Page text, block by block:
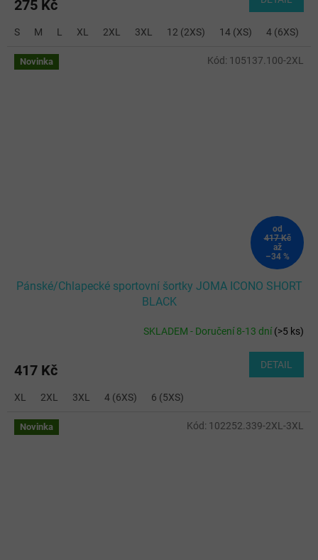
275 Kč
S M L XL 2XL 3XL 12 (2XS) 14 (XS) 4 (6XS)
Novinka
od
417 Kč
až
–34 %
Pánské/Chlapecké sportovní šortky JOMA ICONO SHORT
BLACK
SKLADEM - Doručení 8-13 dní(>5 ks)
417 Kč DETAIL
XL 2XL 3XL 4 (6XS) 6 (5XS)
Kód: 105137.100-2XL
Novinka Kód: 102252.339-2XL-3XL